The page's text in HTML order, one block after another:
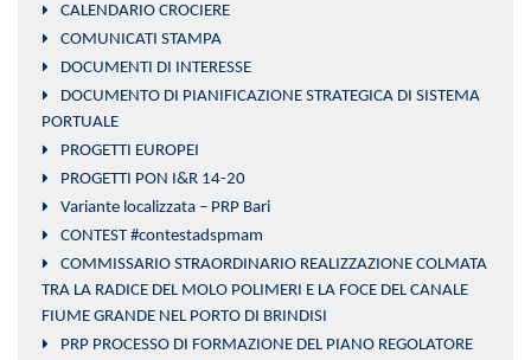
CALENDARIO CROCIERE
COMUNICATI STAMPA
DOCUMENTI DI INTERESSE
DOCUMENTO DI PIANIFICAZIONE STRATEGICA DI SISTEMA
PORTUALE
PROGETTI EUROPEI
PROGETTI PON I&R 14-20
Variante localizzata – PRP Bari
CONTEST #contestadspmam
COMMISSARIO STRAORDINARIO REALIZZAZIONE COLMATA
TRA LA RADICE DEL MOLO POLIMERI E LA FOCE DEL CANALE
FIUME GRANDE NEL PORTO DI BRINDISI
PRP PROCESSO DI FORMAZIONE DEL PIANO REGOLATORE